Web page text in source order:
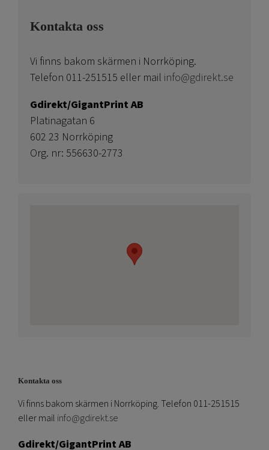
Kontakta oss
Vi finns bakom skärmen i Norrköping.
Telefon 011-251515 eller mail info@gdirekt.se
Gdirekt/GigantPrint AB
Platinagatan 6
602 23 Norrköping
Org. nr: 556630-2773
Kontakta oss
Vi finns bakom skärmen i Norrköping. Telefon 011-251515
eller mail info@gdirekt.se
Gdirekt/GigantPrint AB